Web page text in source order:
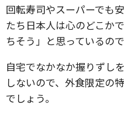
回転寿司やスーパーでも
たち日本人は心のどこか
ちそう」と思っているの
自宅でなかなか握りずし
しないので、外食限定の
でしょう。